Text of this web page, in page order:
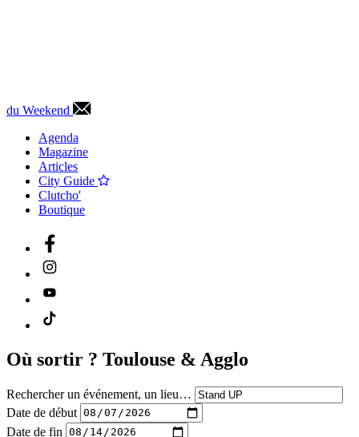
du Weekend
Agenda
Magazine
Articles
City Guide
Clutcho'
Boutique
Où sortir ? Toulouse & Agglo
Rechercher un événement, un lieu…
Date de début
Date de fin